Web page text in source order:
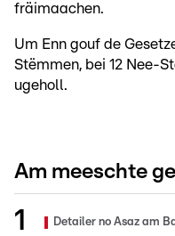
fräimaachen.
Um Enn gouf de
Stëmmen, bei 12 Nee-
ugeholl.
Am meeschte
Detailer no Asaz am